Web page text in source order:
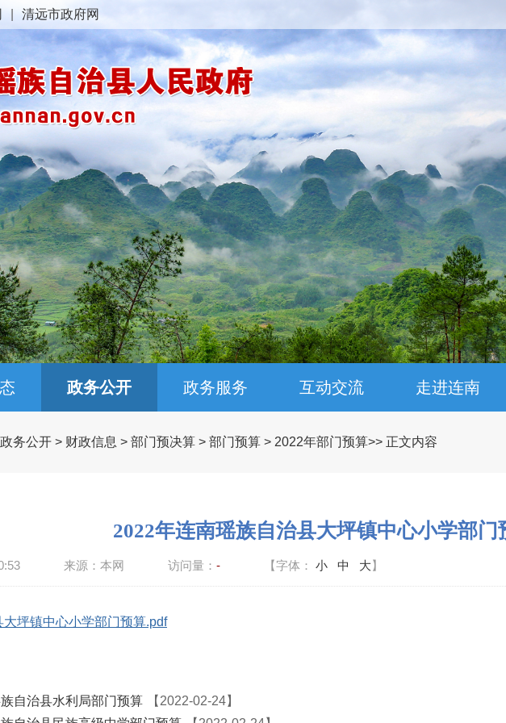
清远市政府网
政务公开 政务服务 互动交流 走进连南
政务公开 > 财政信息 > 部门预决算 > 部门预算 > 2022年部门预算>> 正文内容
2022年连南瑶族自治县大坪镇中心小学部门
来源：本网 访问量： - 【字体： 小 中 大】
坪镇中心小学部门预算.pdf
自治县水利局部门预算
【2022-02-24】